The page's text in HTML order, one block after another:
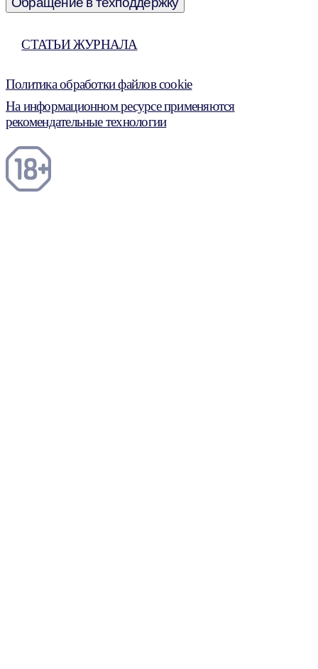
СТАТЬИ ЖУРНАЛА
Политика обработки файлов cookie
На информационном ресурсе применяются
рекомендательные технологии